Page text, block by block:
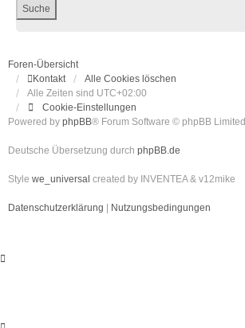
Foren-Übersicht
Kontakt
Alle Cookies löschen
Alle Zeiten sind UTC+02:00
Cookie-Einstellungen
Powered by phpBB® Forum Software © phpBB Limited
Deutsche Übersetzung durch phpBB.de
Style we_universal created by INVENTEA & v12mike
Datenschutzerklärung Nutzungsbedingungen